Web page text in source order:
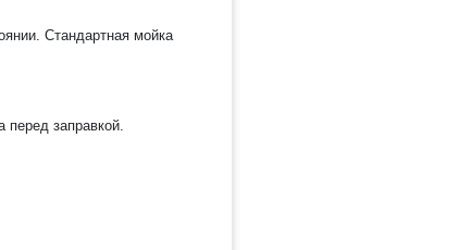
Стандартная мойка
перед заправкой.